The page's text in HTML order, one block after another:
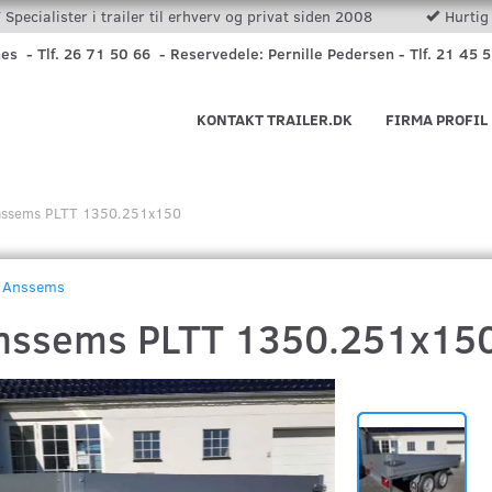
Specialister i trailer til erhverv og privat siden 2008
Hurtig
- Tlf. 26 71 50 66 - Reservedele: Pernille Pedersen - Tlf. 21 45
FIRMA PROFIL
KONTAKT TRAILER.DK
PLTT 1350.251x150
Anssems
PLTT